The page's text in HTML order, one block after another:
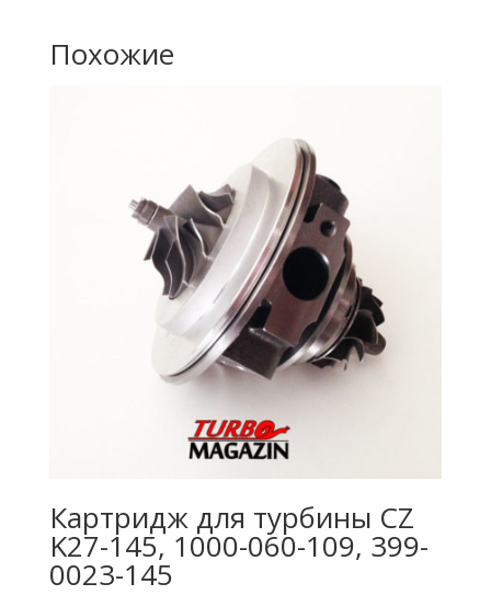
Похожие
Картридж для турбины CZ
K27-145, 1000-060-109, 399-
0023-145